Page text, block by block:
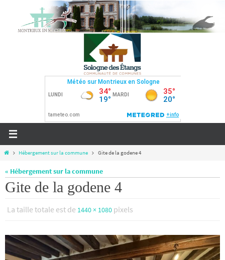
contenu
HomeHébergement sur la commune Gite de la godene 4
« Hébergement sur la commune
Gite de la godene 4
La taille totale est de 1440 × 1080 pixels